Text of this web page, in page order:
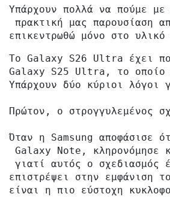
Υπάρχουν πολλά να πούμε
πρακτική μας παρουσίαση
επικεντρωθώ μόνο στο
Το Galaxy S26 Ultra έχει
Galaxy S25 Ultra, το οποίο
Υπάρχουν δύο κύριοι λόγοι
Πρώτον, ο στρογγυλεμένος
Όταν η Samsung αποφάσισε
Galaxy Note, κληρονόμησε
γιατί αυτός ο σχεδιασμός
επιστρέψει στην
είναι η πιο εύστοχη